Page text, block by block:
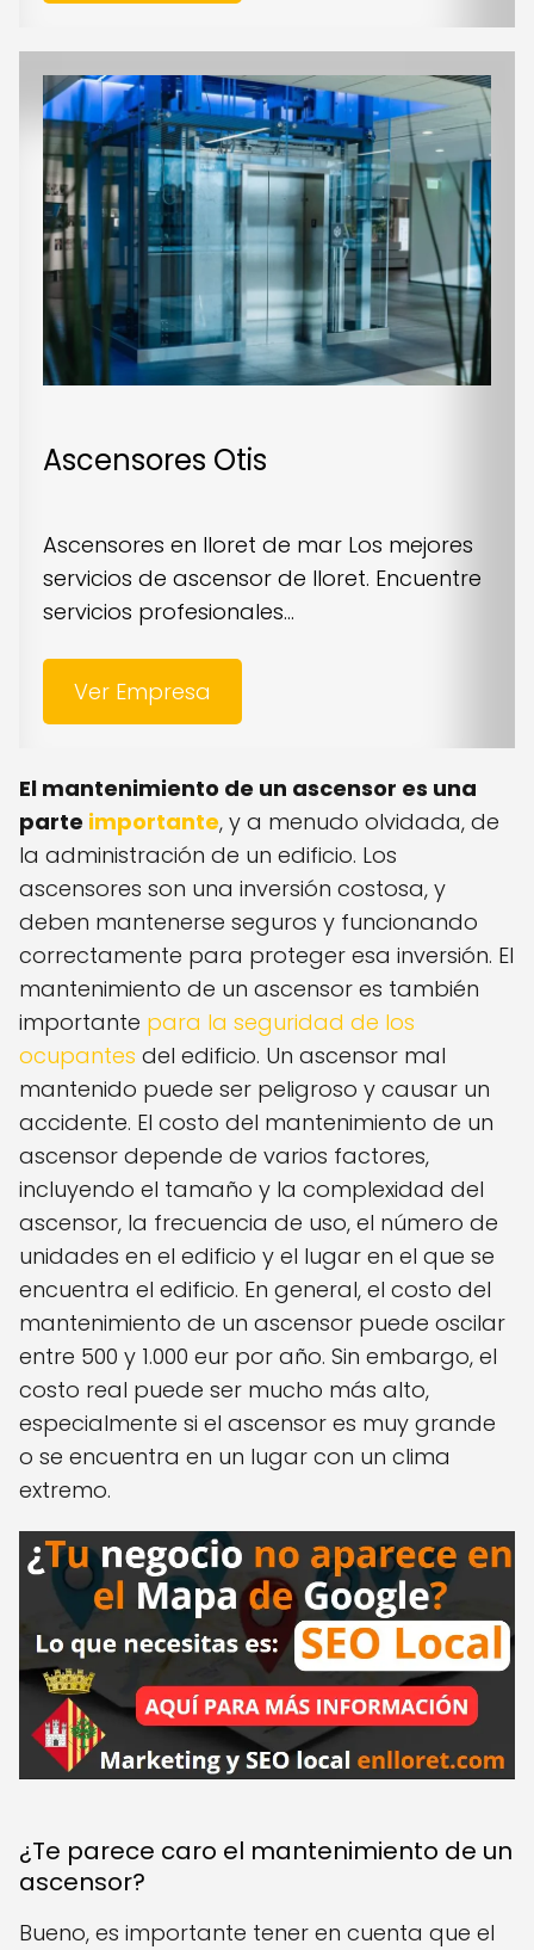
Ascensores Otis
Ascensores en lloret de mar Los mejores
servicios de ascensor de lloret. Encuentre
servicios profesionales...
Ver Empresa
El mantenimiento de un ascensor es una
parte importante, y a menudo olvidada, de
la administración de un edificio. Los
ascensores son una inversión costosa, y
deben mantenerse seguros y funcionando
correctamente para proteger esa inversión. El
mantenimiento de un ascensor es también
importante para la seguridad de los
ocupantes del edificio. Un ascensor mal
mantenido puede ser peligroso y causar un
accidente. El costo del mantenimiento de un
ascensor depende de varios factores,
incluyendo el tamaño y la complexidad del
ascensor, la frecuencia de uso, el número de
unidades en el edificio y el lugar en el que se
encuentra el edificio. En general, el costo del
mantenimiento de un ascensor puede oscilar
entre 500 y 1.000 eur por año. Sin embargo, el
costo real puede ser mucho más alto,
especialmente si el ascensor es muy grande
o se encuentra en un lugar con un clima
extremo.
¿Te parece caro el mantenimiento de un
ascensor?
Bueno, es importante tener en cuenta que el